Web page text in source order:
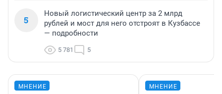
5
Новый логистический центр за 2 млрд
рублей и мост для него отстроят в Кузбассе
— подробности
5 781 5
МНЕНИЕ МНЕНИЕ